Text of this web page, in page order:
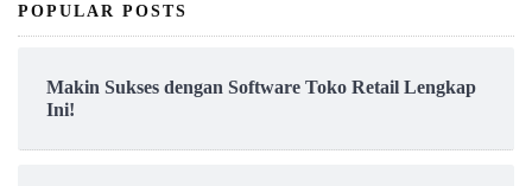
POPULAR POSTS
Makin Sukses dengan Software Toko Retail Lengkap
Ini!